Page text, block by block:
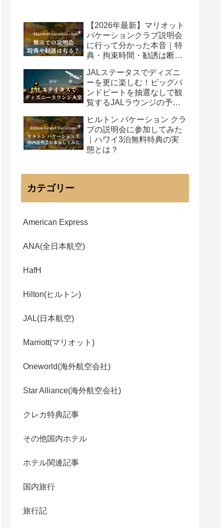
【2026年最新】マリオット
バケーションクラブ説明会
に行って分かった本音｜特
典・拘束時間・勧誘は断れ
JALステータスでディズニ
ーを更に楽しむ！ビッグバ
ンドビートを抽選なしで観
覧するJALラウンジの予約
ヒルトン バケーション クラ
ブの説明会に参加してみた
｜ハワイ3泊無料特典の実
態とは？
カテゴリー
American Express
ANA(全日本航空)
HafH
Hilton(ヒルトン)
JAL(日本航空)
Marriott(マリオット)
Oneworld(海外航空会社)
Star Alliance(海外航空会社)
クレカ特典記事
その他国内ホテル
ホテル関連記事
国内旅行
旅行記